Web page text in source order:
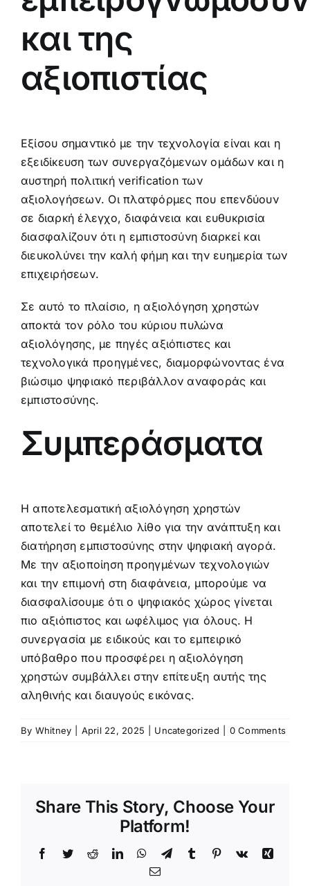
και της
αξιοπιστίας
Εξίσου σημαντικό με την τεχνολογία είναι και η
εξειδίκευση των συνεργαζόμενων ομάδων και η
αυστηρή πολιτική verification των
αξιολογήσεων. Οι πλατφόρμες που επενδύουν
σε διαρκή έλεγχο, διαφάνεια και ευθυκρισία
διασφαλίζουν ότι η εμπιστοσύνη διαρκεί και
διευκολύνει την καλή φήμη και την ευημερία των
επιχειρήσεων.
Σε αυτό το πλαίσιο, η αξιολόγηση χρηστών
αποκτά τον ρόλο του κύριου πυλώνα
αξιολόγησης, με πηγές αξιόπιστες και
τεχνολογικά προηγμένες, διαμορφώνοντας ένα
βιώσιμο ψηφιακό περιβάλλον αναφοράς και
εμπιστοσύνης.
Συμπεράσματα
Η αποτελεσματική αξιολόγηση χρηστών
αποτελεί το θεμέλιο λίθο για την ανάπτυξη και
διατήρηση εμπιστοσύνης στην ψηφιακή αγορά.
Με την αξιοποίηση προηγμένων τεχνολογιών
και την επιμονή στη διαφάνεια, μπορούμε να
διασφαλίσουμε ότι ο ψηφιακός χώρος γίνεται
πιο αξιόπιστος και ωφέλιμος για όλους. Η
συνεργασία με ειδικούς και το εμπειρικό
υπόβαθρο που προσφέρει η αξιολόγηση
χρηστών συμβάλλει στην επίτευξη αυτής της
αληθινής και διαυγούς εικόνας.
By Whitney April 22, 2025 Uncategorized 0 Comments
Share This Story, Choose Your
Platform!
Facebook
TwitterRedditLinkedInWhatsApp
TelegramTumblr Pinterest
Vk
Xing
Email